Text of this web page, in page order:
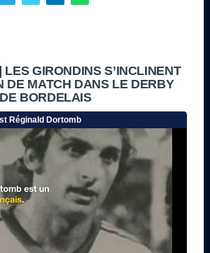
GIRONDINS S’INCLINENT
DE MATCH DANS LE DERBY
BORDELAIS